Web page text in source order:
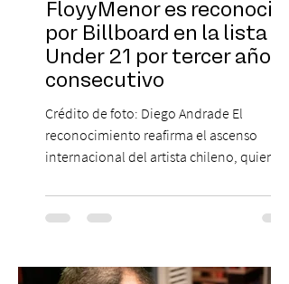
FloyyMenor es reconocido
por Billboard en la lista 21
Under 21 por tercer año
consecutivo
Crédito de foto: Diego Andrade El
reconocimiento reafirma el ascenso
internacional del artista chileno, quien
en la escena global. MIAMI, FL (3 de agosto
de 2026) — FloyyMenor ha sido
Under 21 por tercer año consecutivo,